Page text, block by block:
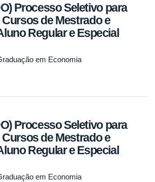
Processo Seletivo para
de Mestrado e
Regular e Especial
em Economia
Processo Seletivo para
de Mestrado e
Regular e Especial
em Economia